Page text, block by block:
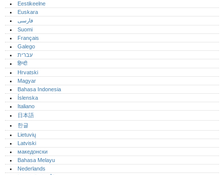
Eestikeelne
Euskara
فارسی
Suomi
Français
Galego
עברית
हिन्दी
Hrvatski
Magyar
Bahasa Indonesia
Íslenska
Italiano
日本語
한글
Lietuvių
Latviski
македонски
Bahasa Melayu
Nederlands